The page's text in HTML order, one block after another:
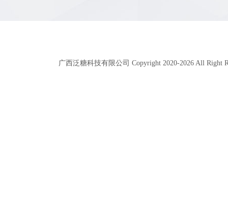
广西泛糖科技有限公司 Copyright 2020-2026 All Right